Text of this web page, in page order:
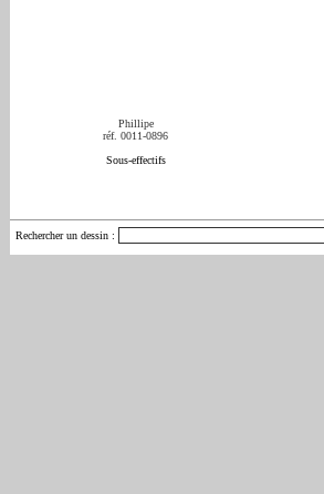
Phillipe
réf. 0011-0896
Sous-effectifs
Rechercher un dessin :